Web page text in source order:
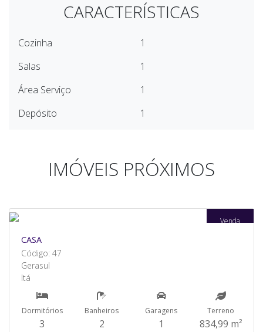
CARACTERÍSTICAS
Cozinha
1
Salas
1
Área Serviço
1
Depósito
1
IMÓVEIS PRÓXIMOS
Venda
CASA
Código: 47
Gerasul
Itá
Dormitórios
3
Banheiros
2
Garagens
1
Terreno
834,99 m²